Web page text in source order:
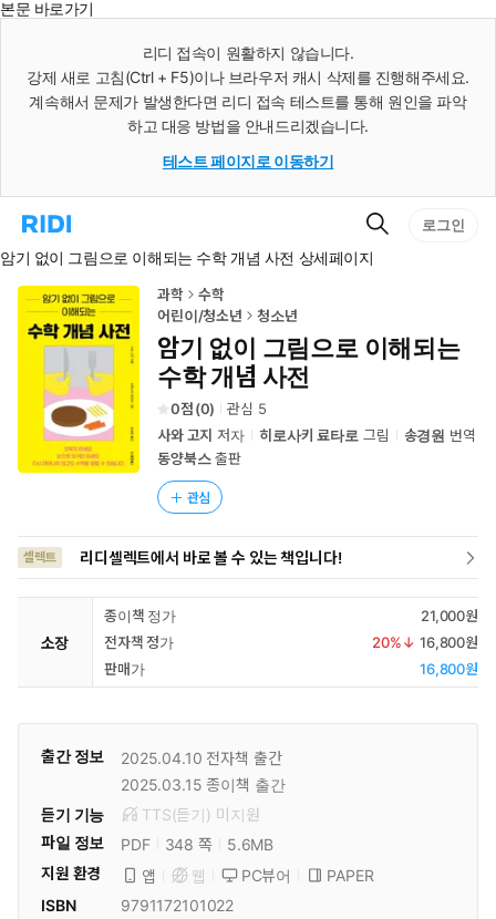
본문 바로가기
리디 접속이 원활하지 않습니다.
강제 새로 고침(Ctrl + F5)이나 브라우저 캐시 삭제를 진행해주세요.
계속해서 문제가 발생한다면 리디 접속 테스트를 통해 원인을 파악
하고 대응 방법을 안내드리겠습니다.
테스트 페이지로 이동하기
리
홈
로
이
동
검
색
로그인
암기 없이 그림으로 이해되는 수학 개념 사전 상세페이지
과학
수학
어린이/청소년
청소년
암기 없이 그림으로 이해되는
수학 개념 사전
0 (0) 관심 5
사와 고지 저자 히로사키 료타로 그림 송경원 번역
동양북스출판
관심
셀렉트 리디셀렉트에서 바로 볼 수 있는 책입니다!
소장
종이책 정가
21,000원
전자책 정가
20%↓ 16,800원
판매가
16,800원
출간 정보 2025.04.10 전자책 출간
2025.03.15 종이책 출간
듣기 기능
TTS(듣기) 미 지원
파일 정보
PDF 348 쪽
5.6MB
지원 환경
앱 웹 PC뷰어
PAPER
ISBN
9791172101022